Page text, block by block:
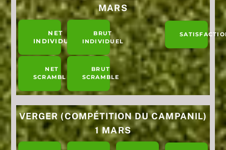
MARS
NET
INDIVIDUEL
NET
SCRAMBLE
BRUT
INDIVIDUEL
BRUT
SCRAMBLE
VERGER (COMPÉTITION DU CAMPANIL)
1 MARS